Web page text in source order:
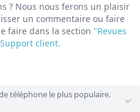
? Nous nous ferons un plaisir
un commentaire ou faire
faire dans la section "Revues
Support client.
téléphone le plus populaire.